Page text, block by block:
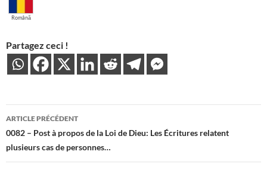
Română
Partagez ceci !
Navigation
des
articles
ARTICLE PRÉCÉDENT
0082 – Post à propos de la Loi de Dieu: Les Écritures relatent
plusieurs cas de personnes…